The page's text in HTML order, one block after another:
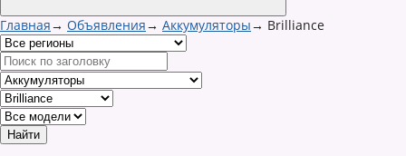
Главная→ Объявления→ Аккумуляторы→ Brilliance